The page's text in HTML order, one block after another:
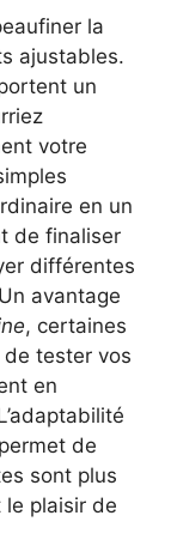
la
ajustables.
un
votre
en un
de finaliser
différentes
avantage
, certaines
tester vos
en
de
sont plus
le plaisir de